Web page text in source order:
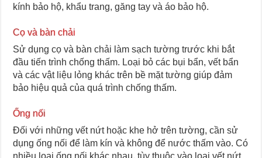
kính bảo hộ, khẩu trang, găng tay và áo bảo hộ.
Cọ và bàn chải
Sử dụng cọ và bàn chải làm sạch tường trước khi bắt
đầu tiến trình chống thấm. Loại bỏ các bụi bẩn, vết bẩn
và các vật liệu lỏng khác trên bề mặt tường giúp đảm
bảo hiệu quả của quá trình chống thấm.
Ống nối
Đối với những vết nứt hoặc khe hở trên tường, cần sử
dụng ống nối để làm kín và không để nước thấm vào. Có